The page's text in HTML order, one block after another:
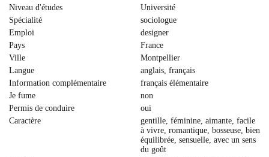
Niveau d'études
Université
Spécialité
sociologue
Emploi
designer
Pays
France
Ville
Montpellier
Langue
anglais, français
Information complémentaire
français élémentaire
Je fume
non
Permis de conduire
oui
Caractère
gentille, féminine, aimante, facile
à vivre, romantique, bosseuse, bien
équilibrée, sensuelle, avec un sens
du goût